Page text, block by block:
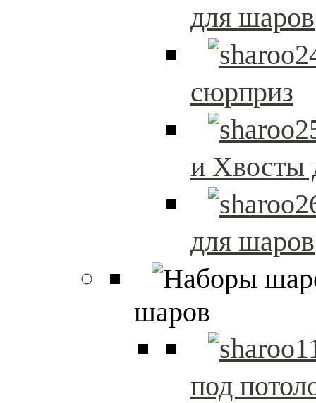
для шаров
сюрприз
и Хвосты
для шаров
шаров
под